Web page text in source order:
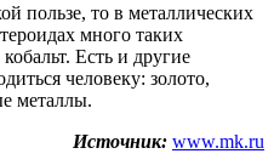
пользе, то в металлических
много таких
Есть и другие
человеку: золото,
металлы.
Источник: www.mk.ru